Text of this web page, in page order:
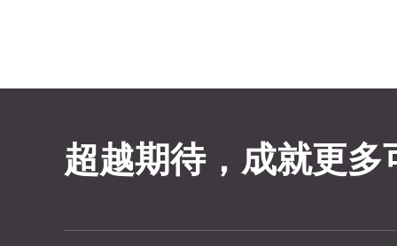
超越期待，成就更多